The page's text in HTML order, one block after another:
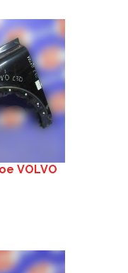
VOLVO